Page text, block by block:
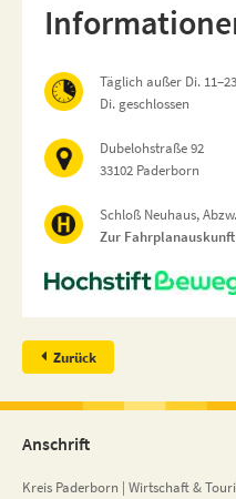
Täglich außer Di.
Di. geschlossen
Dubelohstraße 92
33102 Paderborn
Schloß Neuhaus,
Zur
Zurück
Anschrift
Kreis Paderborn | Wirtschaft &